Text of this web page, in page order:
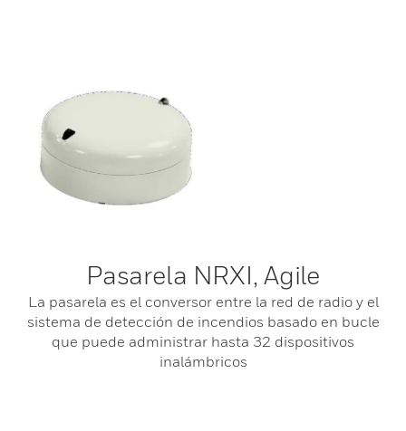
Pasarela NRXI, Agile
La pasarela es el conversor entre la red de radio y el
sistema de detección de incendios basado en bucle
que puede administrar hasta 32 dispositivos
inalámbricos